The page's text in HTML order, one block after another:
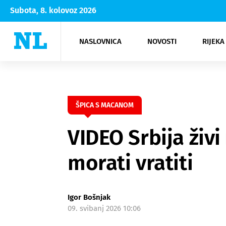
Subota, 8. kolovoz 2026
NASLOVNICA NOVOSTI
Rijeka Opatija
NK
Moda
Kultura
ŠPICA S MACANOM
VIDEO Srbija
morati vratiti
Igor Bošnjak
09. svibanj 2026 10:06